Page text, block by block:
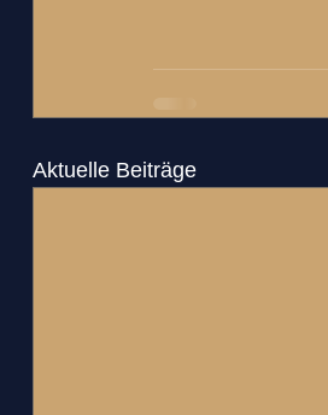
Aktuelle Beiträge